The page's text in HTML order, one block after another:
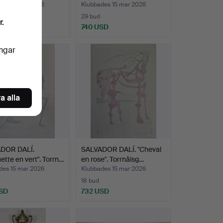
15 mar 2026
Klubbades 15 mar 2026
29 bud
740 USD
DALÍ.
en vert". Torrn…
15 mar 2026
SALVADOR DALÍ. "Cheval
en rose". Torrnålsg…
Klubbades 15 mar 2026
18 bud
732 USD
alla